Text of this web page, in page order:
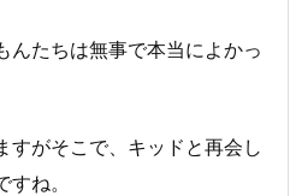
んたちは無事で本当によかっ
すがそこで、キッドと再会し
ね。